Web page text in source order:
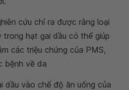
cứu chỉ ra được rằng loại
hạt gai dầu có thể giúp
các triệu chứng của PMS,
bệnh về da
dầu vào chế độ ăn uống của